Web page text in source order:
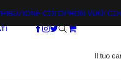
COLOPHON VUOI
Il tuo